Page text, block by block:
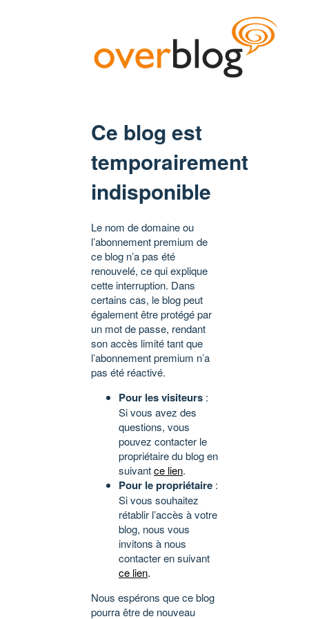
Ce blog est
temporairement
indisponible
Le nom de domaine ou
l’abonnement premium de
ce blog n’a pas été
renouvelé, ce qui explique
cette interruption. Dans
certains cas, le blog peut
également être protégé par
un mot de passe, rendant
son accès limité tant que
l’abonnement premium n’a
pas été réactivé.
Pour les visiteurs :
Si vous avez des
questions, vous
pouvez contacter le
propriétaire du blog en
suivantce lien.
Pour le propriétaire :
Si vous souhaitez
rétablir l’accès à votre
blog, nous vous
invitons à nous
contacter en suivant
ce lien.
Nous espérons que ce blog
pourra être de nouveau